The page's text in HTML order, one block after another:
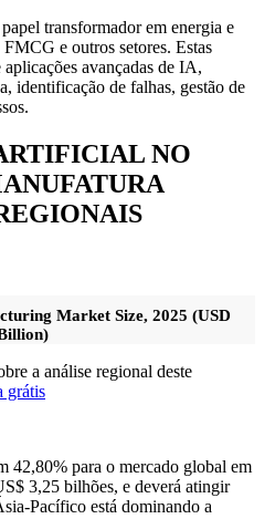
transformador em energia e
e outros setores. Estas
avançadas de IA,
identificação de falhas, gestão de
NO
Market Size, 2025 (USD
a análise regional deste
grátis
42,80% para o mercado global em
3,25 bilhões, e deverá atingir
Pacífico está dominando a